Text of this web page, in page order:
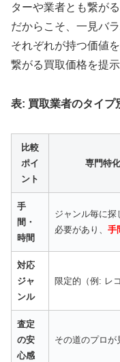
ターや業者とも繋が
だからこそ、一見バ
それぞれが持つ価値
繋がる買取価格を提
表: 買取業者のタイプ
比較
ポイ
ント
専門特
手
間・
時間
ジャンル毎に探
必要があり、 手
対応
ジャ
ンル
限定的（例: レ
査定
の安
心感
その道のプロが